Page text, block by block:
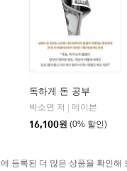
독하게 돈 공부
박소연 저 | 메이븐
16,100원 (0% 할인)
등록된 더 많은 상품을 확인해